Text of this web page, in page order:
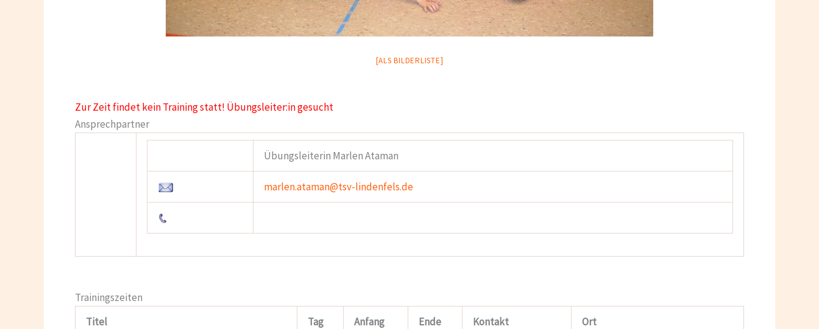
[ALS BILDERLISTE]
Zur Zeit findet kein Training statt! Übungsleiter:in gesucht
Ansprechpartner
Übungsleiterin Marlen Ataman
marlen.ataman@tsv-lindenfels.de
Trainingszeiten
Titel
Tag Anfang Ende Kontakt Ort